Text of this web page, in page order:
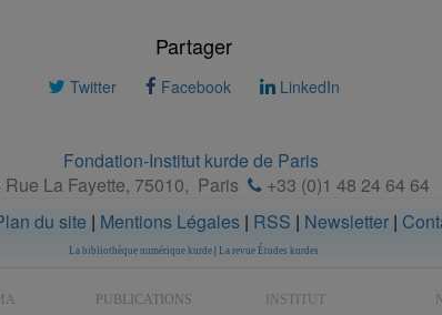
Partager
Twitter Facebook LinkedIn
Fondation-Institut kurde de Paris
Rue La Fayette, 75010, Paris
+33 (0)1 48 24 64 64
du site | Mentions Légales | RSS | Newsletter |
La bibliothèque numérique kurde| La revue Études kurdes
PUBLICATIONS INSTITUT